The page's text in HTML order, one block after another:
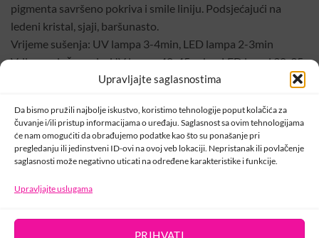
Upravljajte saglasnostima
Da bismo pružili najbolje iskustvo, koristimo tehnologije poput kolačića za
čuvanje i/ili pristup informacijama o uređaju. Saglasnost sa ovim tehnologijama
će nam omogućiti da obrađujemo podatke kao što su ponašanje pri
pregledanju ili jedinstveni ID-ovi na ovoj veb lokaciji. Nepristanak ili povlačenje
saglasnosti može negativno uticati na određene karakteristike i funkcije.
Upravljajte uslugama
PRIHVATI
pigmenta savršeno pokriva i smile liniju. Podsjećajući na
ledeni kristal, sjaji, baršunasto.
Vrijeme sušenja: UV lampa 3-4min, LED lampa 2-3min
Vrijeme pinčovanja: UV lampa 40-45 sek, u LED lampi 30-35
Šifra:000798
Kategorije:Cover gelovi,Crystal Nails,Gradivni gel